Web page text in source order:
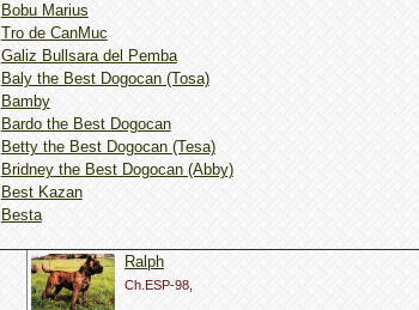
Bobu Marius
Tro de CanMuc
Galiz Bullsara del Pemba
Baly the Best Dogocan (Tosa)
Bamby
Bardo the Best Dogocan
Betty the Best Dogocan (Tesa)
Bridney the Best Dogocan (Abby)
Best Kazan
Besta
Ralph
Ch.ESP-98,